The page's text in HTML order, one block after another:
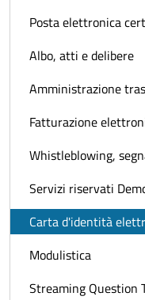
Posta elettronica
Albo, atti e delibere
Amministrazione
Fatturazione
Whistleblowing,
Servizi riservati
Carta d'identità
Modulistica
Streaming Question